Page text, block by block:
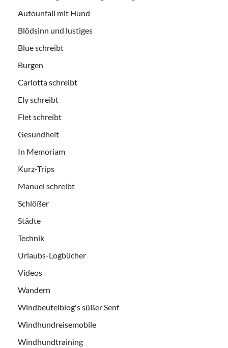
Autounfall mit Hund
Blödsinn und lustiges
Blue schreibt
Burgen
Carlotta schreibt
Ely schreibt
Flet schreibt
Gesundheit
In Memoriam
Kurz-Trips
Manuel schreibt
Schlößer
Städte
Technik
Urlaubs-Logbücher
Videos
Wandern
Windbeutelblog's süßer Senf
Windhundreisemobile
Windhundtraining